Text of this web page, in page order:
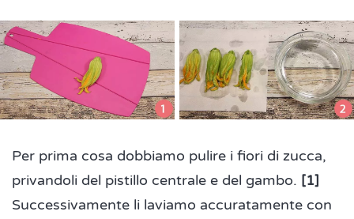
Per prima cosa dobbiamo pulire i fiori di zucca,
privandoli del pistillo centrale e del gambo. [1]
Successivamente li laviamo accuratamente con